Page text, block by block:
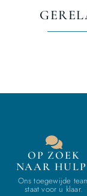
OP ZOEK
NAAR
Ons toegewijde
staat voor u klaar.